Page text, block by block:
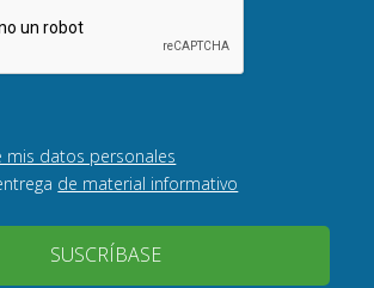
mis datos personales
de material informativo
SUSCRÍBASE